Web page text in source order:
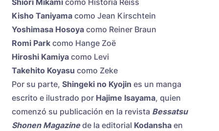
Shiori Mikami como Historia Reiss
Kisho Taniyama como Jean Kirschtein
Yoshimasa Hosoya como Reiner Braun
Romi Park como Hange Zoë
Hiroshi Kamiya como Levi
Takehito Koyasu como Zeke
Por su parte, Shingeki no Kyojin es un manga
escrito e ilustrado por Hajime Isayama, quien
comenzó su publicación en la revista Bessatsu
Shonen Magazinede la editorial Kodansha en